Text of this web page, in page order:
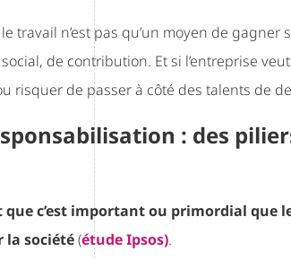
travail n’est pas qu’un moyen de gagner
de contribution. Et si l’entreprise
risquer de passer à côté des talents de
: des
que c’est important ou primordial que
la société(étude Ipsos).